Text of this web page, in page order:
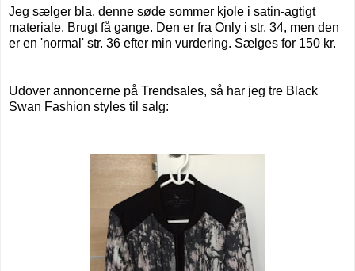
Jeg sælger bla. denne søde sommer kjole i satin-agtigt
materiale. Brugt få gange. Den er fra Only i str. 34, men den
er en 'normal' str. 36 efter min vurdering. Sælges for 150 kr.
Udover annoncerne på Trendsales, så har jeg tre Black
Swan Fashion styles til salg: